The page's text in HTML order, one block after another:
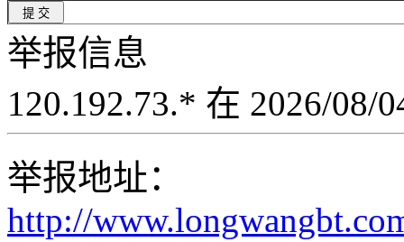
举报信息
120.192.73.* 在 2026/08/
举报地址：
http://